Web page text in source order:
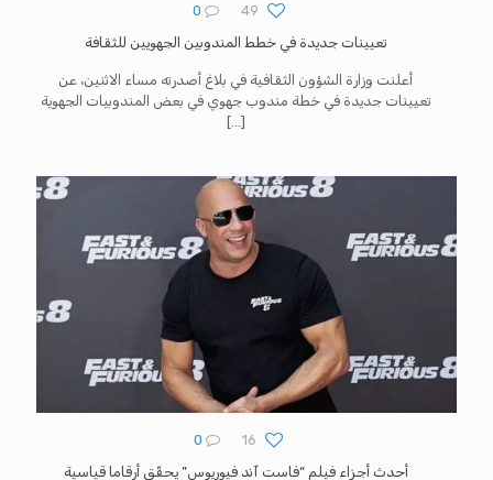
49
0
تعيينات جديدة في خطط المندوبين الجهويين للثقافة
أعلنت وزارة الشؤون الثقافية في بلاغ أصدرته مساء الاثنين، عن
تعيينات جديدة في خطة مندوب جهوي في بعض المندوبيات الجهوية
[…]
16
0
أحدث أجزاء فيلم “فاست آند فيوريوس” يحقّق أرقاما قياسية